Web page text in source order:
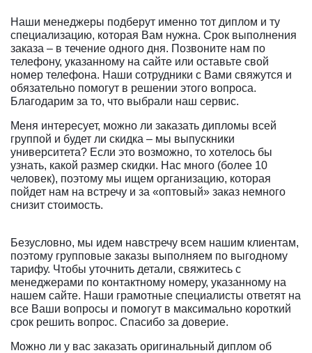
Наши менеджеры подберут именно тот диплом и ту
специализацию, которая Вам нужна. Срок выполнения
заказа – в течение одного дня. Позвоните нам по
телефону, указанному на сайте или оставьте свой
номер телефона. Наши сотрудники с Вами свяжутся и
обязательно помогут в решении этого вопроса.
Благодарим за то, что выбрали наш сервис.
Меня интересует, можно ли заказать дипломы всей
группой и будет ли скидка – мы выпускники
университета? Если это возможно, то хотелось бы
узнать, какой размер скидки. Нас много (более 10
человек), поэтому мы ищем организацию, которая
пойдет нам на встречу и за «оптовый» заказ немного
снизит стоимость.
Безусловно, мы идем навстречу всем нашим клиентам,
поэтому групповые заказы выполняем по выгодному
тарифу. Чтобы уточнить детали, свяжитесь с
менеджерами по контактному номеру, указанному на
нашем сайте. Наши грамотные специалисты ответят на
все Ваши вопросы и помогут в максимально короткий
срок решить вопрос. Спасибо за доверие.
Можно ли у вас заказать оригинальный диплом об